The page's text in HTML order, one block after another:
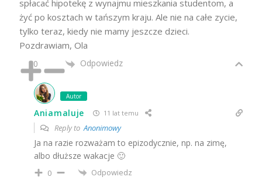
spłacać hipotekę z wynajmu mieszkania studentom, a
żyć po kosztach w tańszym kraju. Ale nie na całe zycie,
tylko teraz, kiedy nie mamy jeszcze dzieci.
Pozdrawiam, Ola
0 Odpowiedz
Autor
Aniamaluje 11 lat temu
Reply to Anonimowy
Ja na razie rozważam to epizodycznie, np. na zimę,
albo dłuższe wakacje 🙂
0 Odpowiedz